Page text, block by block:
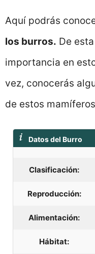
Aquí podrás
los burros. De
importancia en
vez, conocerás
de estos
Datos del Burro
Clasificación:
Reproducción:
Alimentación:
Hábitat: